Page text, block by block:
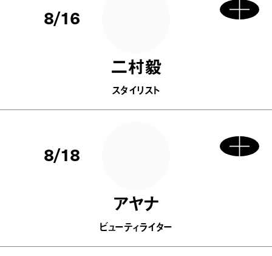
8/16
二村毅
スタイリスト
8/18
アヤナ
ビューティライター